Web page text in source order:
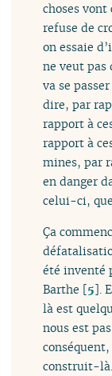
choses vont
refuse de
on essaie
ne veut pas
va se
dire, par
rapport à
rapport à
mines, par
en danger
celui-ci,
Ça
été inventé
Barthe [5] .
là est
nous est
construit-